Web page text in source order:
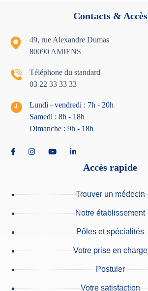
Contacts & Accès
49, rue Alexandre Dumas
80090 AMIENS
Téléphone du standard
03 22 33 33 33
Lundi - vendredi : 7h - 20h
Samedi : 8h - 18h
Dimanche : 9h - 18h
Accès rapide
Trouver un médecin
Notre établissement
Pôles et spécialités
Votre prise en charge
Postuler
Votre satisfaction